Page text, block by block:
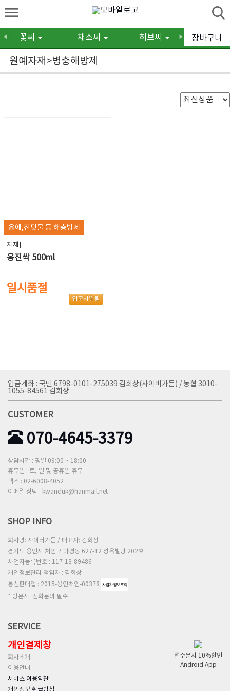
◀ 꽃씨 채소씨 허브씨 구근/숙
▶ 장바구니
원예자재>병충해방제
응애,진딧물 등 해충방제
자재]
응진싹 500ml
일시품절
입고시알림
입금계좌 : 국민 6798-0101-275039 김회상(사이버가든) / 농협 3010-
1055-84561 김회상
CUSTOMER
070-4645-3379
상담시간 : 평일 09:00 ~ 18:00
휴무일 : 토, 일 및 공휴일 휴무
팩스 : 02-6008-4052
이메일 상담 : kwanduk@hanmail.net
SHOP INFO
회사명: 사이버가든 / 대표자: 김회상
경기도 용인시 처인구 마평동 627-12 성옥빌딩 202호
사업자등록번호 : 117-13-89486
개인정보관리 책임자 : 김회상
통신판매업 : 2015-용인처인-00378
사업자정보조회
* 방문시: 전화문의 필수
SERVICE
앱주문시 10%할인
Android App
개인결제창
회사소개
이용안내
서비스 이용약관